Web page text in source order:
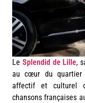
Le Splendid de Lille,
au cœur du
affectif et culturel
chansons françaises